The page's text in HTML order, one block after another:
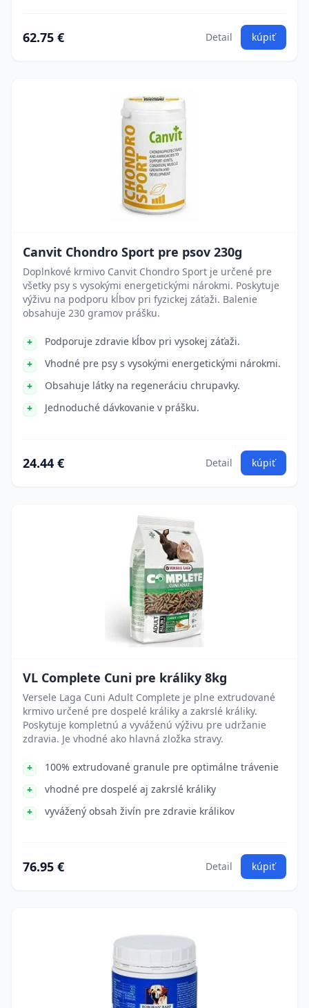
62.75 € Detail kúpiť
Canvit Chondro Sport pre psov 230g
Doplnkové krmivo Canvit Chondro Sport je určené pre
všetky psy s vysokými energetickými nárokmi. Poskytuje
výživu na podporu kĺbov pri fyzickej záťaži. Balenie
obsahuje 230 gramov prášku.
Podporuje zdravie kĺbov pri vysokej záťaži.
Vhodné pre psy s vysokými energetickými nárokmi.
Obsahuje látky na regeneráciu chrupavky.
Jednoduché dávkovanie v prášku.
24.44 € Detail kúpiť
VL Complete Cuni pre králiky 8kg
Versele Laga Cuni Adult Complete je plne extrudované
krmivo určené pre dospelé králiky a zakrslé králiky.
Poskytuje kompletnú a vyváženú výživu pre udržanie
zdravia. Je vhodné ako hlavná zložka stravy.
100% extrudované granule pre optimálne trávenie
vhodné pre dospelé aj zakrslé králiky
vyvážený obsah živín pre zdravie králikov
76.95 € Detail kúpiť